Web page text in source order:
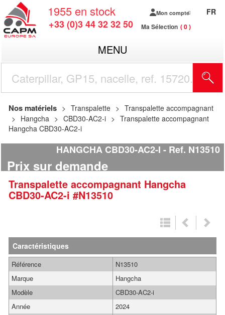
1955 en stock
+33 (0)3 44 32 32 50
Mon compte
Ma Sélection 0
FR
MENU
Nos matériels Transpalette
Transpalette accompagnant
Hangcha
CBD30-AC2-i
Transpalette accompagnant
Hangcha CBD30-AC2-i
HANGCHA CBD30-AC2-I Ref. N13510
Prix sur demande
Transpalette accompagnant Hangcha
CBD30-AC2-i #N13510
Caractéristiques
Référence
N13510
Marque
Hangcha
Modèle
CBD30-AC2-i
Année
2024